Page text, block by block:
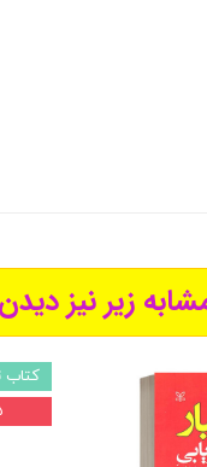
کتاب
۵
زیر نیز